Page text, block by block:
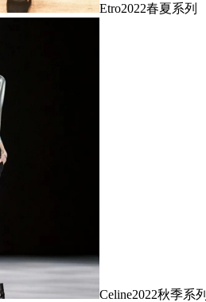
Etro2022春夏系列
Celine2022秋季系列